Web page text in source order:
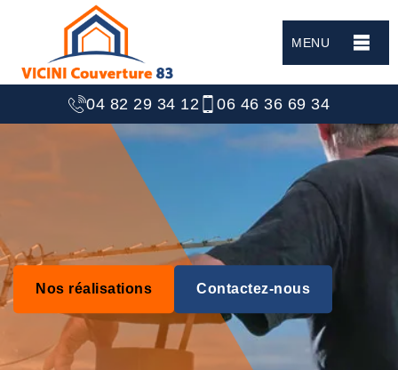
MENU
04 82 29 34 12 06 46 36 69 34
Nos réalisations Contactez-nous